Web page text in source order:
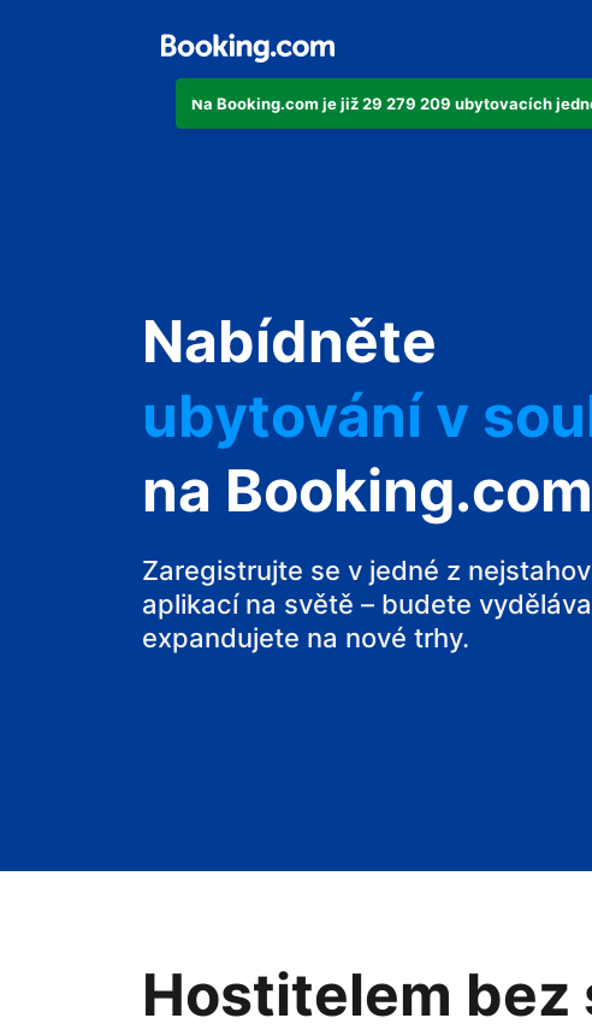
Na Booking.com je již 29 279 209 ubytovacích
Nabídněte
svůj hotel
ubytování v
svůj penzion
svou chatu
na Booking.com
Zaregistrujte se v jedné z
aplikací na světě – budete
expandujete na nové trhy.
Hostitelem bez